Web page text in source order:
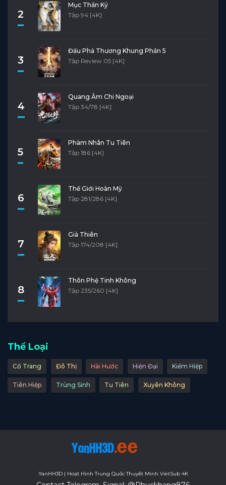
2
Mục Thần Ký
Tập 94 [4K]
3
Đấu Phá Thương Khung Phần 5
Tập Review 05 [4K]
4
Quang Âm Chi Ngoại
Tập 34/78 [4K]
5
Phàm Nhân Tu Tiên
Tập 186 [4K]
6
Thế Giới Hoàn Mỹ
Tập 281/286 [4K]
7
Già Thiên
Tập 174/208 [4K]
8
Thôn Phệ Tinh Không
Tập 235/260 [4K]
Thể Loại
Cổ Trang Đô Thị Hài Hước Hiện Đại Kiếm Hiệp
Tiên Hiệp Trùng Sinh Tu Tiên Xuyên Không
YanHH3D | Hoạt Hình Trung Quốc Thuyết Minh VietSub 4K